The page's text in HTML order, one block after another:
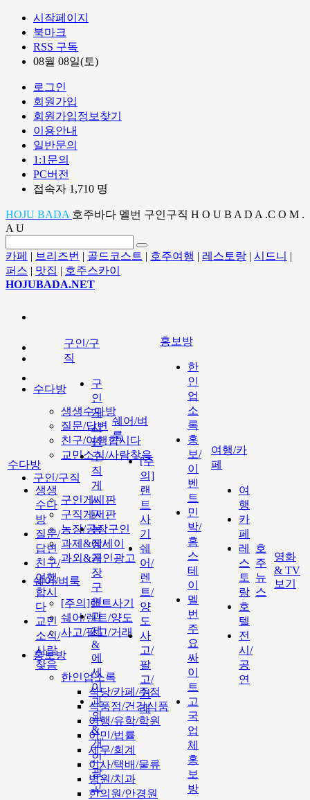
시작페이지
북마크
RSS 구독
08월 08일(토)
로그인
회원가입
회원가입정보찾기
이용안내
일반문의
1:1문의
PC버전
접속자 1,710 명
HOJU BADA 호주바다 멜번 구인구직 H O U B A D A .C O M .
A U
카페 | 브리즈번 | 골드코스트 | 호주여행 | 레스토랑 | 시드니 |
퍼스 | 맛집 | 호주스카이
HOJUBADA.NET
수다방
생생수다방
질문/답변
친구/여행합시다
교민소식/사람찾음
구인/구직
구인게시판
구직게시판
농장/공장구인
과제&에세이
과외&개인광고
쉐어/벼룩
[주의]랜트사기
쉐어/렌트/양도
사고/팔고/거래
홍보방
한인업소록
식당/카페/주점
식품점/건강식품
여행/유학/학원
이민/법률
세무/회계
이사/택배/물류
병원/치과
한의원/안경원
수다방
생생
수다
방
질문/
답변
친구/
여행
합시
다
교민
소식/
사람
찾음
구인/구
직
구
인
게
시
판
구
직
게
시
판
농
장/
공
장
구
인
과
제
&
에
세
이
과
외
&
개
인
광
고
쉐어/벼
룩
[주
의]
랜
트
사
기
쉐
어/
렌
트/
양
도
사
고/
팔
고/
거
래
홍보방
한
인
업
소
록
홍
보/
이
벤
트
민
박/
홈
스
테
이
멜
번
주
요
싸
이
트
고
국
업
체
홍
보
방
여행/카
페
여
행
카
페
레
스
토
랑
호
텔
전
시/
공
연
호
주
뉴
스
영화
& TV
보기